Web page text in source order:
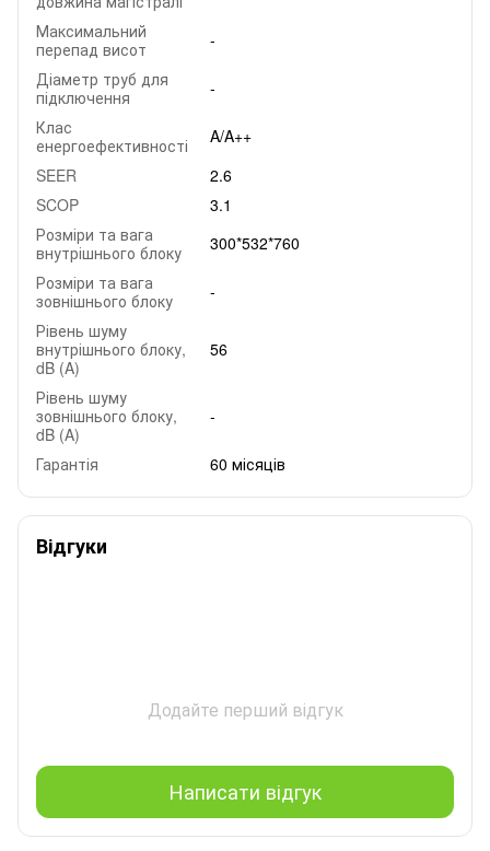
Максимальний
перепад висот
-
Діаметр труб для
підключення
-
Клас
енергоефективності
A/A++
SEER
2.6
SCOP
3.1
Розміри та вага
внутрішнього блоку
300*532*760
Розміри та вага
зовнішнього блоку
-
Рівень шуму
внутрішнього блоку,
dB (A)
56
Рівень шуму
зовнішнього блоку,
dB (A)
-
Гарантія 60 місяців
Відгуки
Додайте перший відгук
Написати відгук